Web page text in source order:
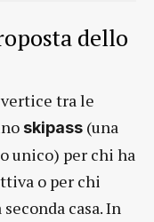
dello
tra le
skipass (una
unico) per chi ha
o per chi
casa. In